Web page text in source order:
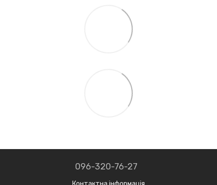
096-320-76-27